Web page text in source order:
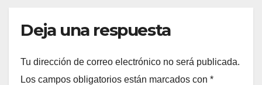
Deja una respuesta
Tu dirección de correo electrónico no será publicada.
Los campos obligatorios están marcados con *